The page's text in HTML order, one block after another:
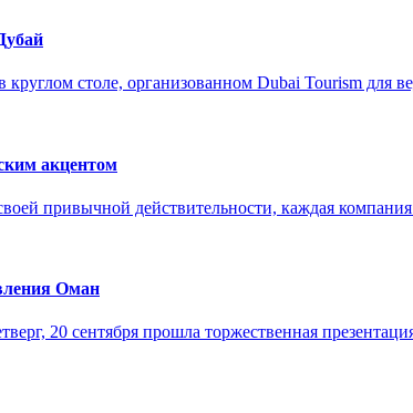
столе, организованном Dubai Tourism для
акцентом
привычной действительности, каждая
Оман
20 сентября прошла торжественная